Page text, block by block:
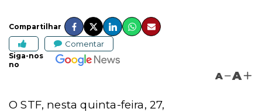
Compartilhar
Comentar
Siga-nos
no
A A
O STF, nesta quinta-feira, 27,